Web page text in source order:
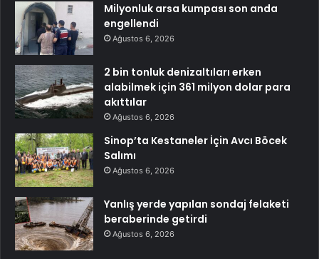
Milyonluk arsa kumpası son anda
engellendi
Ağustos 6, 2026
2 bin tonluk denizaltıları erken
alabilmek için 361 milyon dolar para
akıttılar
Ağustos 6, 2026
Sinop’ta Kestaneler İçin Avcı Böcek
Salımı
Ağustos 6, 2026
Yanlış yerde yapılan sondaj felaketi
beraberinde getirdi
Ağustos 6, 2026